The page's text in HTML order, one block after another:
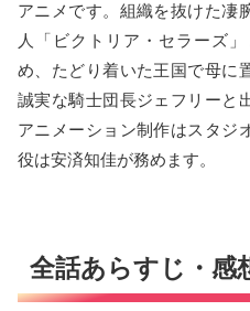
アニメです。組織を抜けた凄
人「ビクトリア・セラーズ
め、たどり着いた王国で母に
誠実な騎士団長ジェフリーと
アニメーション制作はスタジ
役は安済知佳が務めます。
全話あらすじ・感